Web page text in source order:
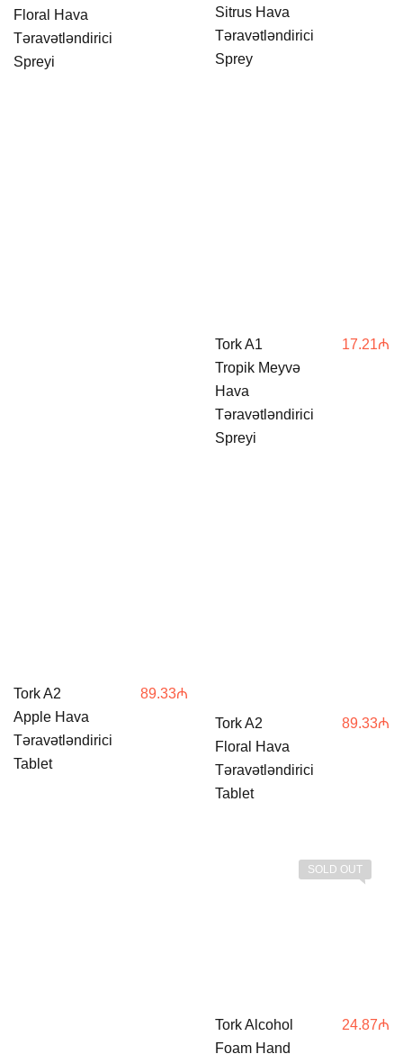
Floral Hava
Təravətləndirici
Spreyi
Sitrus Hava
Təravətləndirici
Sprey
Tork A1
Tropik Meyvə
Hava
Təravətləndirici
Spreyi
17.21₼
Tork A2
Apple Hava
Təravətləndirici
Tablet
89.33₼
Tork A2
Floral Hava
Təravətləndirici
Tablet
89.33₼
SOLD OUT
Tork Alcohol
Foam Hand
24.87₼